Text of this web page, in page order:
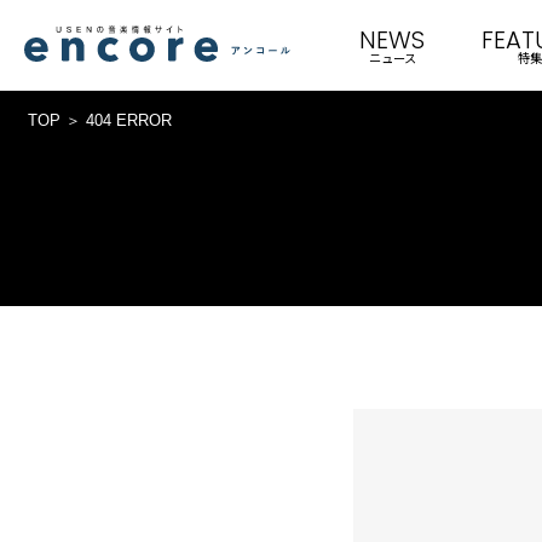
NEWS
ニュース 特集
TOP 404 ERROR